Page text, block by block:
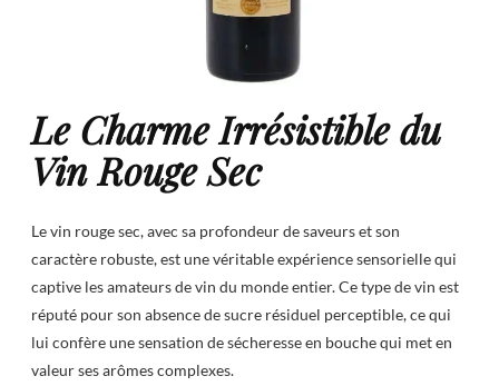
Le Charme Irrésistible du
Vin Rouge Sec
Le vin rouge sec, avec sa profondeur de saveurs et son
caractère robuste, est une véritable expérience sensorielle qui
captive les amateurs de vin du monde entier. Ce type de vin est
réputé pour son absence de sucre résiduel perceptible, ce qui
lui confère une sensation de sécheresse en bouche qui met en
valeur ses arômes complexes.